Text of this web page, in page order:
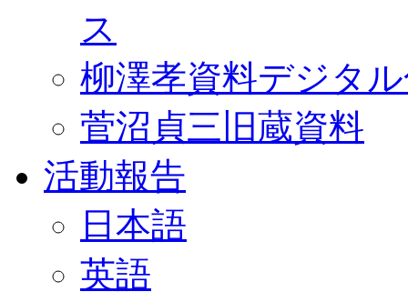
ス
柳澤孝資料デジタ
菅沼貞三旧蔵資料
活動報告
日本語
英語